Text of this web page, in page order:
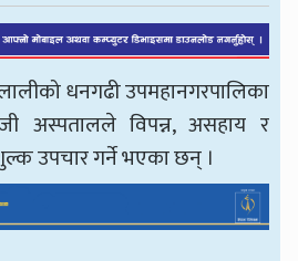
धनगढी उपमहानगरपालिका
अस्पतालले विपन्न, असहाय र
उपचार गर्ने भएका छन् ।